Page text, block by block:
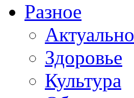
Разное
Актуально
Здоровье
Культура